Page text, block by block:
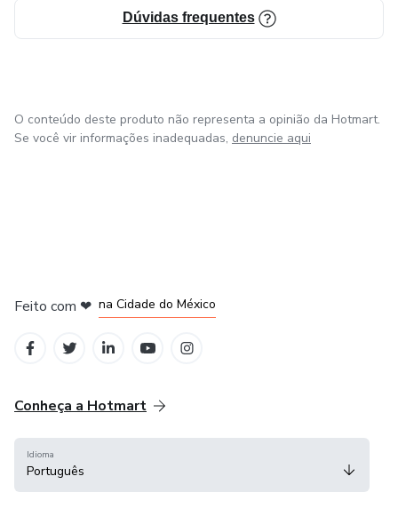
Dúvidas frequentes
O conteúdo deste produto não representa a opinião da Hotmart.
Se você vir informações inadequadas, denuncie aqui
Feito com ❤ na Cidade do México
Conheça a Hotmart
Idioma
Português